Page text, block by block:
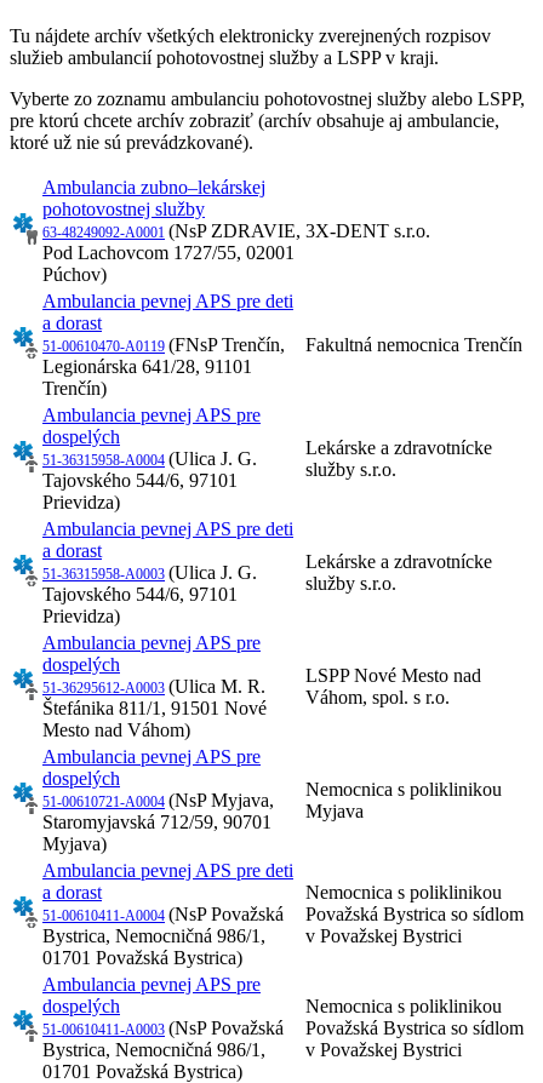
Tu nájdete archív všetkých elektronicky zverejnených rozpisov
služieb ambulancií pohotovostnej služby a LSPP v kraji.
Vyberte zo zoznamu ambulanciu pohotovostnej služby alebo LSPP,
pre ktorú chcete archív zobraziť (archív obsahuje aj ambulancie,
ktoré už nie sú prevádzkované).
Ambulancia zubno–lekárskej
pohotovostnej služby
63-48249092-A0001 (NsP ZDRAVIE,
Pod Lachovcom 1727/55, 02001
Púchov)
3X-DENT s.r.o.
Ambulancia pevnej APS pre deti
a dorast
51-00610470-A0119 (FNsP Trenčín,
Legionárska 641/28, 91101
Trenčín)
Fakultná nemocnica Trenčín
Ambulancia pevnej APS pre
dospelých
51-36315958-A0004 (Ulica J. G.
Tajovského 544/6, 97101
Prievidza)
Lekárske a zdravotnícke
služby s.r.o.
Ambulancia pevnej APS pre deti
a dorast
51-36315958-A0003 (Ulica J. G.
Tajovského 544/6, 97101
Prievidza)
Lekárske a zdravotnícke
služby s.r.o.
Ambulancia pevnej APS pre
dospelých
51-36295612-A0003 (Ulica M. R.
Štefánika 811/1, 91501 Nové
Mesto nad Váhom)
LSPP Nové Mesto nad
Váhom, spol. s r.o.
Ambulancia pevnej APS pre
dospelých
51-00610721-A0004 (NsP Myjava,
Staromyjavská 712/59, 90701
Myjava)
Nemocnica s poliklinikou
Myjava
Ambulancia pevnej APS pre deti
a dorast
51-00610411-A0004 (NsP Považská
Bystrica, Nemocničná 986/1,
01701 Považská Bystrica)
Nemocnica s poliklinikou
Považská Bystrica so sídlom
v Považskej Bystrici
Ambulancia pevnej APS pre
dospelých
51-00610411-A0003 (NsP Považská
Bystrica, Nemocničná 986/1,
01701 Považská Bystrica)
Nemocnica s poliklinikou
Považská Bystrica so sídlom
v Považskej Bystrici